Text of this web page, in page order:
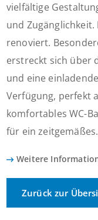
vielfältige
und Zugänglichkeit.
renoviert.
erstreckt sich über
und eine
Verfügung, perfekt
komfortables WC-
für ein
Weitere
Zurück zur